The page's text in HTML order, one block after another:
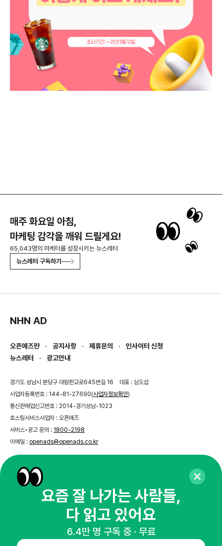
매주 화요일 아침,
마케팅 감각을 깨워 드릴게요!
65,043명의 마케터를 성장시키는 뉴스레터
뉴스레터 구독하기
NHN AD
오픈애즈란 공지사항 제휴문의
인사이터 신청
뉴스레터
광고안내
경기도 성남시 분당구 대왕판교로645번길 16
대표 : 심도섭
사업자등록번호 : 144-81-27690(사업자정보확인)
통신판매업신고번호 : 2014-경기성남-1023
호스팅서비스사업자 : 오픈애즈
서비스•광고 문의 : 1800-2198
이메일 : openads@openads.co.kr
이용약관개인정보처리방침
threadkakaotalk
© NHN AD. All rights reserved.
요즘 잘 나가는 사람들,
다 읽고 있어요
6.4만 명 구독 중 · 무료